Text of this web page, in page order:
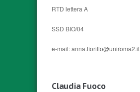
RTD lettera A
SSD BIO/04
e-mail: anna.fiorillo@uniroma2.it
Claudia Fuoco